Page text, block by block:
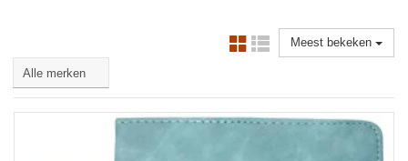
Meest bekeken